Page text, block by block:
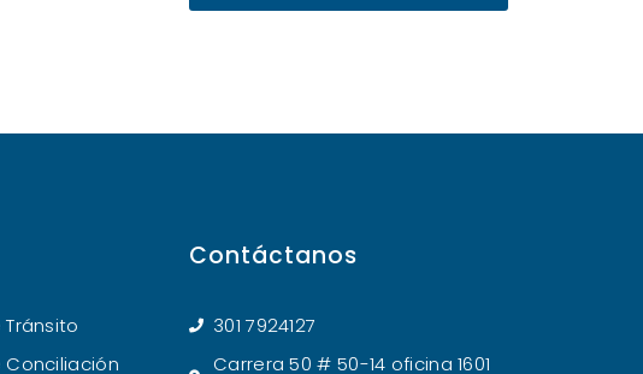
Contáctanos
301 7924127
Carrera 50 # 50-14 oficina 1601